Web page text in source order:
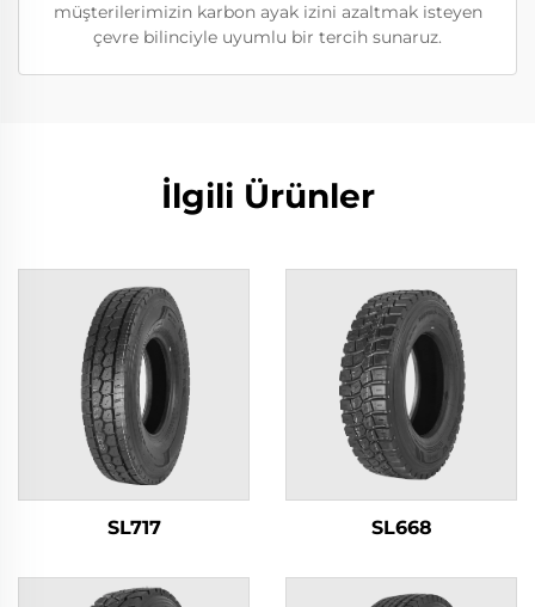
müşterilerimizin karbon ayak izini azaltmak isteyen
çevre bilinciyle uyumlu bir tercih sunaruz.
İlgili Ürünler
SL717 SL668